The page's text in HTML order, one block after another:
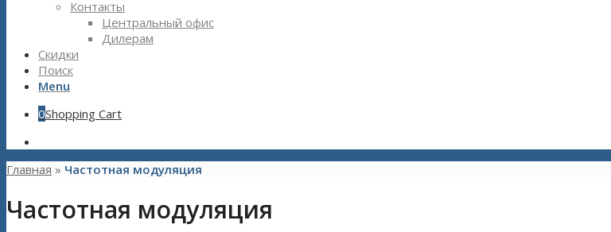
Контакты
Центральный офис
Дилерам
Скидки
Поиск
Menu
0Shopping Cart
Главная » Частотная модуляция
Частотная модуляция